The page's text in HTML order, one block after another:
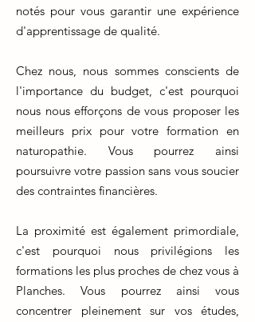
notés pour vous garantir une expérience
d'apprentissage de qualité.
Chez nous, nous sommes conscients de
l'importance du budget, c'est pourquoi
nous nous efforçons de vous proposer les
meilleurs prix pour votre formation en
naturopathie. Vous pourrez ainsi
poursuivre votre passion sans vous soucier
des contraintes financières.
La proximité est également primordiale,
c'est pourquoi nous privilégions les
formations les plus proches de chez vous à
Planches. Vous pourrez ainsi vous
concentrer pleinement sur vos études,